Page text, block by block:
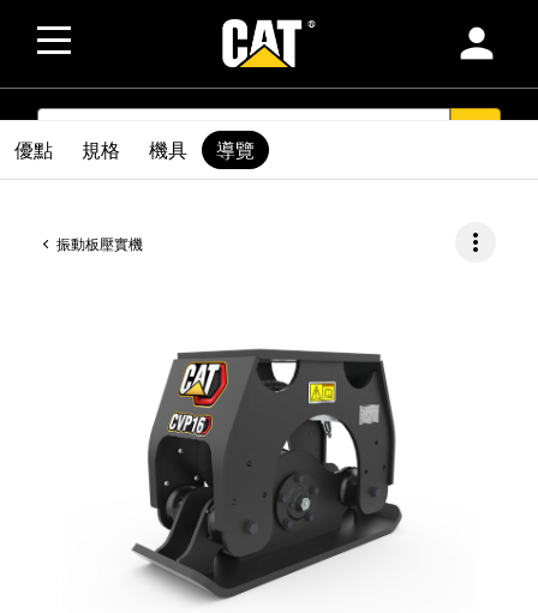
person
SEARCH
振動板壓實機 more_vert
優點 規格 機具 導覽